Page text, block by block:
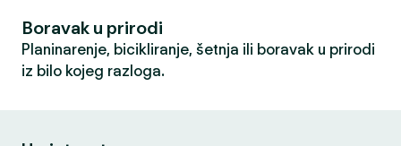
Boravak u prirodi
Planinarenje, bicikliranje, šetnja ili boravak u prirodi
iz bilo kojeg razloga.